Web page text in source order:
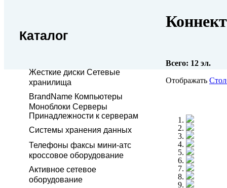
Каталог
Жесткие диски Сетевые
хранилища
BrandName Компьютеры
Моноблоки Серверы
Принадлежности к серверам
Системы хранения данных
Телефоны факсы мини-атс
кроссовое оборудование
Активное сетевое
оборудование
Всего: 12 эл.
Отображать